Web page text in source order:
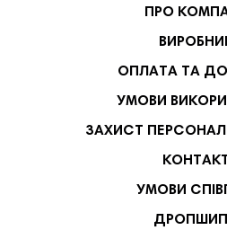
ПРО
ОПЛАТА ТА
УМОВИ
ЗАХИСТ
УМОВИ